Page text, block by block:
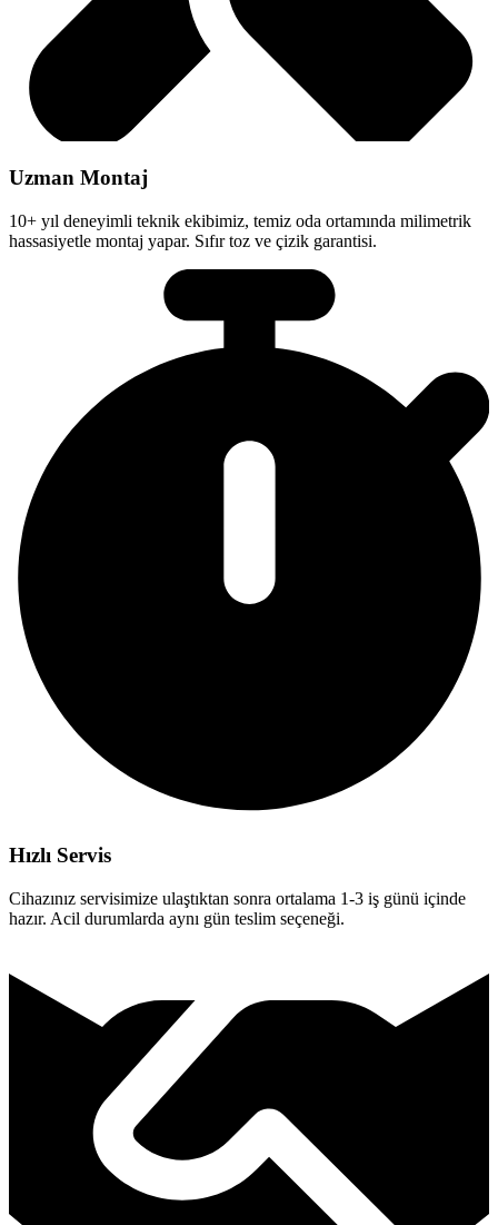
Uzman Montaj
10+ yıl deneyimli teknik ekibimiz, temiz oda ortamında milimetrik
hassasiyetle montaj yapar. Sıfır toz ve çizik garantisi.
Hızlı Servis
Cihazınız servisimize ulaştıktan sonra ortalama 1-3 iş günü içinde
hazır. Acil durumlarda aynı gün teslim seçeneği.